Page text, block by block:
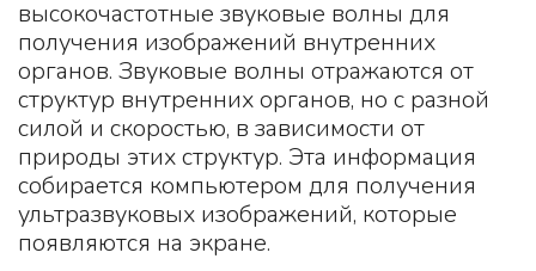
высокочастотные звуковые волны для
получения изображений внутренних
органов. Звуковые волны отражаются от
структур внутренних органов, но с разной
силой и скоростью, в зависимости от
природы этих структур. Эта информация
собирается компьютером для получения
ультразвуковых изображений, которые
появляются на экране.